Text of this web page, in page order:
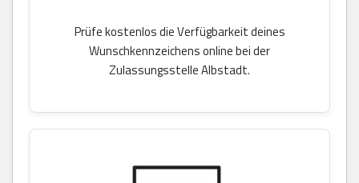
Prüfe kostenlos die Verfügbarkeit deines
Wunschkennzeichens online bei der
Zulassungsstelle Albstadt.